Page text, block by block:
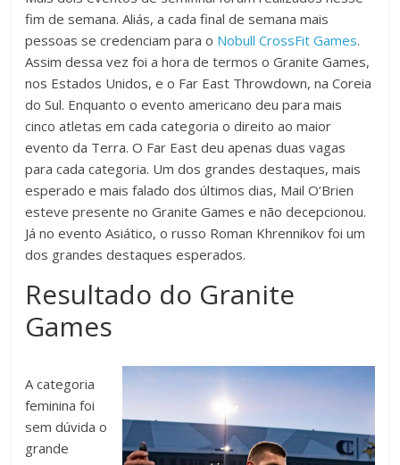
fim de semana. Aliás, a cada final de semana mais
pessoas se credenciam para o Nobull CrossFit Games.
Assim dessa vez foi a hora de termos o Granite Games,
nos Estados Unidos, e o Far East Throwdown, na Coreia
do Sul. Enquanto o evento americano deu para mais
cinco atletas em cada categoria o direito ao maior
evento da Terra. O Far East deu apenas duas vagas
para cada categoria. Um dos grandes destaques, mais
esperado e mais falado dos últimos dias, Mail O’Brien
esteve presente no Granite Games e não decepcionou.
Já no evento Asiático, o russo Roman Khrennikov foi um
dos grandes destaques esperados.
Resultado do Granite
Games
A categoria
feminina foi
sem dúvida o
grande